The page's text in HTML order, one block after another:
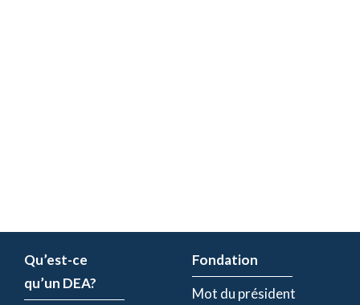
Qu’est-ce
qu’un DEA?
Fondation
Mot du président